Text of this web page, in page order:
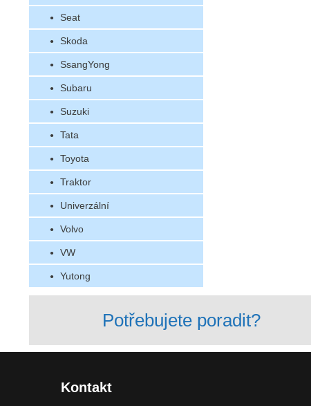
Seat
Skoda
SsangYong
Subaru
Suzuki
Tata
Toyota
Traktor
Univerzální
Volvo
VW
Yutong
Potřebujete poradit?
Kontakt